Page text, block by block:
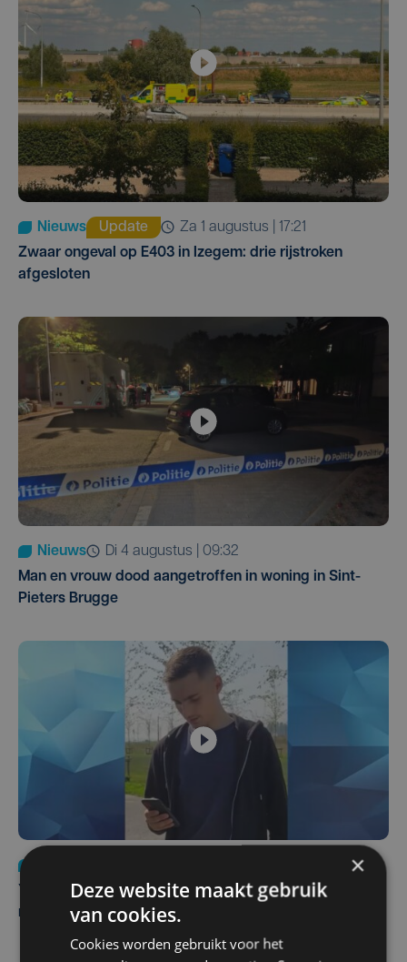
Nieuws Update
za 1 augustus | 17:21
Zwaar ongeval op E403 in Izegem: drie rijstroken
afgesloten
Nieuws
di 4 augustus | 09:32
Man en vrouw dood aangetroffen in woning in Sint-
Pieters Brugge
Yaro (19), slachtoffer van vechtpartij, is na
maandenlange coma overleden
×
Deze website maakt gebruik
van cookies.
Cookies worden gebruikt voor het